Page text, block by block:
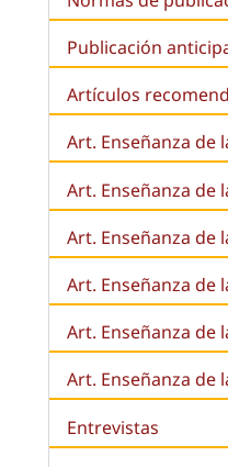
Publicación
Artículos
Art. Enseñanza de
Art. Enseñanza de
Art. Enseñanza de
Art. Enseñanza de
Art. Enseñanza de
Art. Enseñanza de
Entrevistas